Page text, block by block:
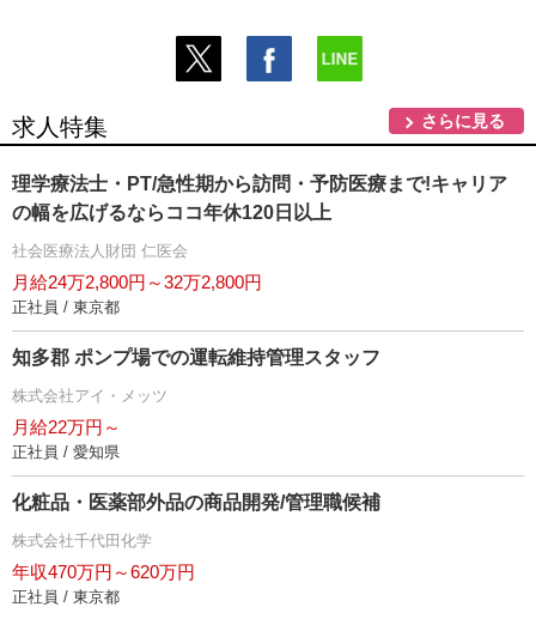
求人特集 さらに見る
理学療法士・PT/急性期から訪問・予防医療まで!キャリア
の幅を広げるならココ年休120日以上
社会医療法人財団 仁医会
月給24万2,800円～32万2,800円
正社員 / 東京都
知多郡 ポンプ場での運転維持管理スタッフ
株式会社アイ・メッツ
月給22万円～
正社員 / 愛知県
化粧品・医薬部外品の商品開発/管理職候補
株式会社千代田化学
年収470万円～620万円
正社員 / 東京都